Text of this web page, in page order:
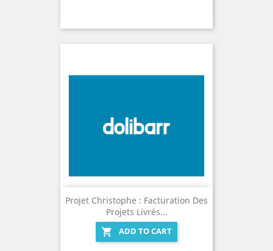
Projet Christophe : Facturation Des
Projets Livrés...

ADD TO CART